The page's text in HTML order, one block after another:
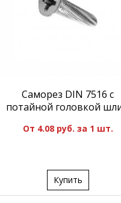
Саморез DIN 7516 с
потайной головкой
От 4.08 руб. за 1 шт.
Купить